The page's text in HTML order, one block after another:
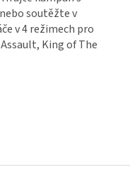
soutěžte v
v 4 režimech pro
King of The